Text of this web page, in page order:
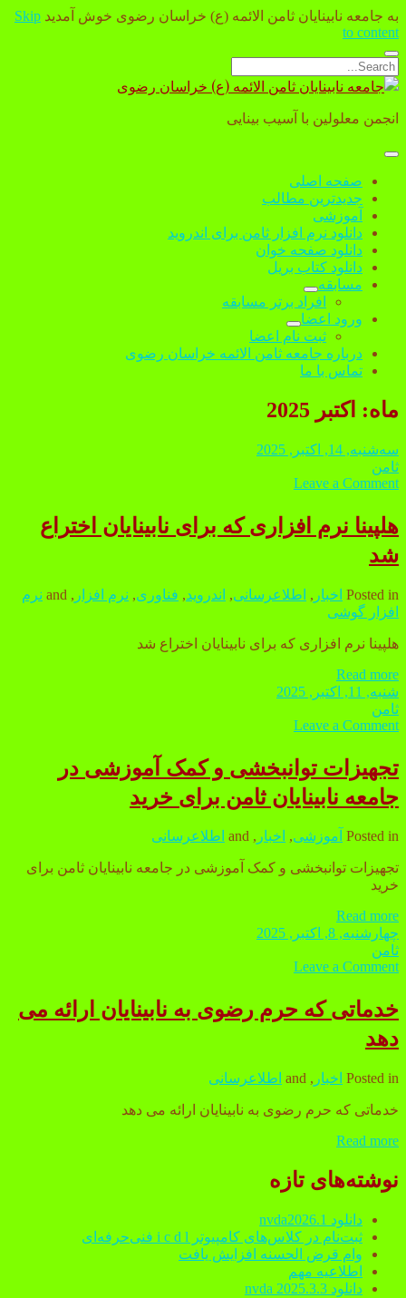
به جامعه نابینایان ثامن الائمه (ع) خراسان رضوی خوش آمدید Skip
to content
Open
search
bar
Search
جامعه
ثامن
(ع)
خراسان
رضوی
انجمن معلولین با آسیب بینایی
open
صفحه اصلی
جدیدترین مطالب
آموزشی
دانلود نرم افزار ثامن برای اندروید
دانلود صفحه خوان
دانلود کتاب بریل
مسابقه
open
dropdown
menu
افراد برتر مسابقه
ورود اعضا
open
dropdown
menu
ثبت نام اعضا
درباره جامعه ثامن الائمه خراسان رضوی
تماس با ما
ماه: اکتبر 2025
سه‌شنبه, 14, اکتبر, 2025
ثامن
Leave a Comment
هلپینا نرم افزاری که برای نابینایان اختراع
شد
Posted in اخبار , اطلاعرسانی, اندروید, فناوری, نرم افزار , and
نرم
افزار گوشی
هلپینا نرم افزاری که برای نابینایان اختراع شد
Read moreهلپینا
نرم
که
نابینایان
اختراع
شد
شنبه, 11, اکتبر, 2025
ثامن
Leave a Comment
تجهیزات توانبخشی و کمک آموزشی در
جامعه نابینایان ثامن برای خرید
Posted in آموزشی, اخبار , and اطلاعرسانی
تجهیزات توانبخشی و کمک آموزشی در جامعه نابینایان ثامن برای
خرید
Read moreتجهیزات
توانبخشی
کمک
در
جامعه
برای
خرید
چهارشنبه, 8, اکتبر, 2025
ثامن
Leave a Comment
خدماتی که حرم رضوی به نابینایان ارائه می
دهد
Posted in اخبار , and اطلاعرسانی
خدماتی که حرم رضوی به نابینایان ارائه می دهد
Read moreخدماتی
حرم
رضوی
نابینایان
ارائه
می
دهد
Sidebar
نوشته‌های تازه
دانلود nvda2026.1
ثبت‌نام در کلاس‌های کامپیوتر i c d l فنی‌حرفه‌ای
وام قرض الحسنه افزایش یافت
اطلاعیه مهم
دانلود nvda 2025.3.3